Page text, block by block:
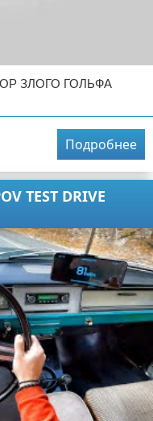
ЗЛОГО ГОЛЬФА
Подробнее
TEST DRIVE